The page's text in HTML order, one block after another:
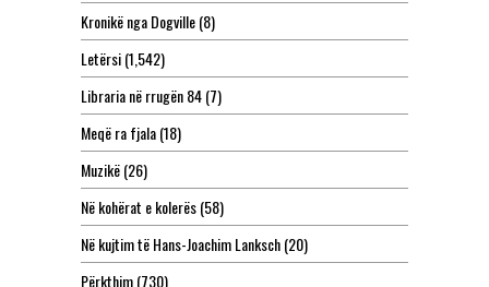
Kronikë nga Dogville(8)
Letërsi(1,542)
Libraria në rrugën 84(7)
Meqë ra fjala(18)
Muzikë(26)
Në kohërat e kolerës(58)
Në kujtim të Hans-Joachim Lanksch(20)
Përkthim(730)